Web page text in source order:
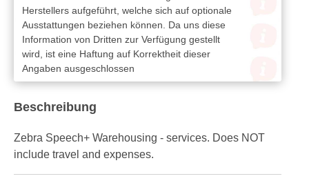
Herstellers aufgeführt, welche sich auf optionale
Ausstattungen beziehen können. Da uns diese
Information von Dritten zur Verfügung gestellt
wird, ist eine Haftung auf Korrektheit dieser
Angaben ausgeschlossen
Beschreibung
Zebra Speech+ Warehousing - services. Does NOT
include travel and expenses.